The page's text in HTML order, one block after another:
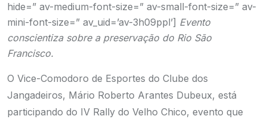
hide=” av-medium-font-size=” av-small-font-size=” av-
mini-font-size=” av_uid=’av-3h09ppl’] Evento
conscientiza sobre a preservação do Rio São
Francisco.
O Vice-Comodoro de Esportes do Clube dos
Jangadeiros, Mário Roberto Arantes Dubeux, está
participando do IV Rally do Velho Chico, evento que